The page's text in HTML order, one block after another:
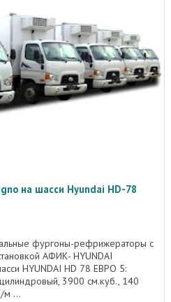
на шасси Hyundai HD-78
фургоны-рефрижераторы с
АФИК- HYUNDAI
HYUNDAI HD 78 ЕВРО 5:
3900 см.куб., 140
м ...